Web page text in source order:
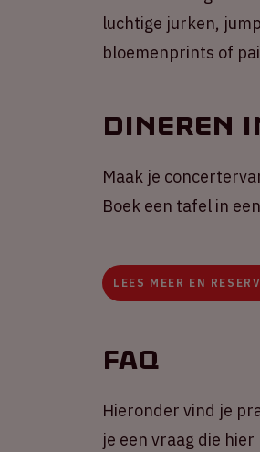
luchtige jurken,
bloemenprints of
Dineren
Maak je
Boek een tafel in
LEES MEER EN
FAQ
Hieronder vind je
je een vraag die